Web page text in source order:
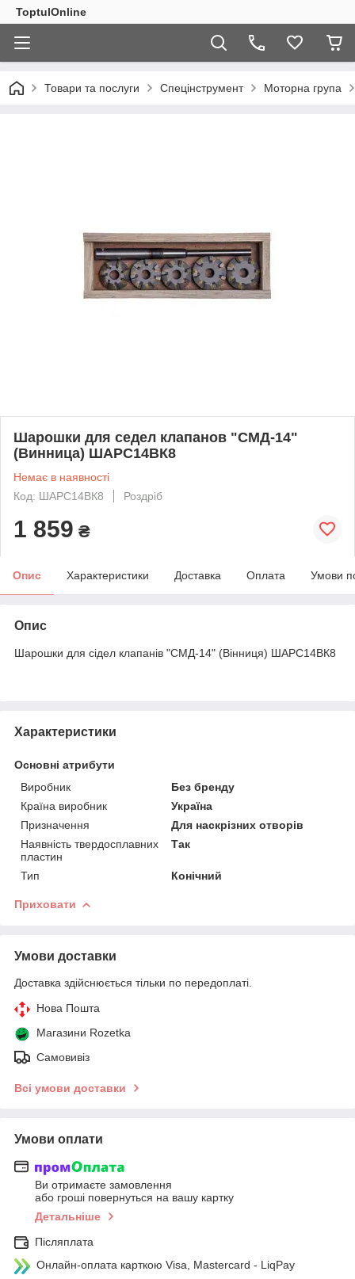
ToptulOnline
Товари та послуги Спецінструмент Моторна група
Шарошки для седел клапанов "СМД-14"
(Винница) ШАРС14ВК8
Немає в наявності
Код: ШАРС14ВК8
Роздріб
1 859 ₴
Опис Характеристики Доставка Оплата Умови
Опис
Шарошки для сідел клапанів "СМД-14" (Вінниця) ШАРС14ВК8
Характеристики
Основні атрибути
Виробник
Без бренду
Країна виробник
Україна
Призначення
Для наскрізних отворів
Наявність твердосплавних
пластин
Так
Тип Конічний
Приховати
Умови доставки
Доставка здійснюється тільки по передоплаті.
Нова Пошта
Магазини Rozetka
Самовивіз
Всі умови доставки
Умови оплати
Ви отримаєте замовлення
або гроші повернуться на вашу картку
Детальніше
Післяплата
Онлайн-оплата карткою Visa, Mastercard - LiqPay